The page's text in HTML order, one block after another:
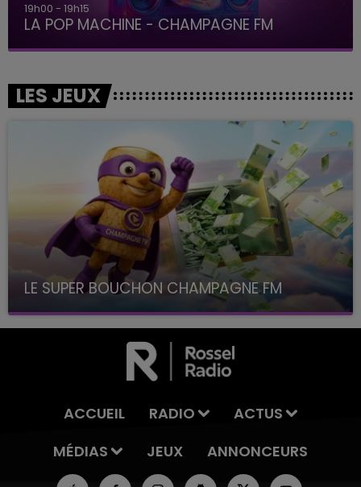
19h15 - 20h00
LA RADIO POP
LES JEUX
LE SUPER BOUCHON CHAMPAGNE FM
avec La Famille Champagne FM, à 8H10
ACCUEIL RADIO
ACTUS
MÉDIAS
JEUX ANNONCEURS